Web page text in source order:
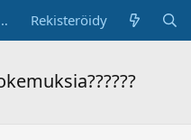
sisään Rekisteröidy